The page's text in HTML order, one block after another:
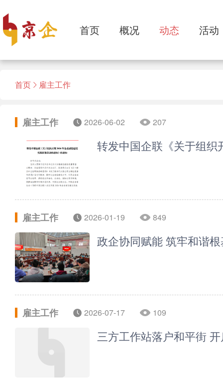
首页 概况 动态 活动
首页 雇主工作
雇主工作 2026-06-02 207
转发中国企联《关于组织
雇主工作 2026-01-19 849
政企协同赋能 筑牢和谐
雇主工作 2026-07-17 109
三方工作站落户和平街